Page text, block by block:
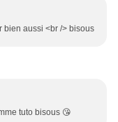
bien aussi <br /> bisous
tuto bisous 😘